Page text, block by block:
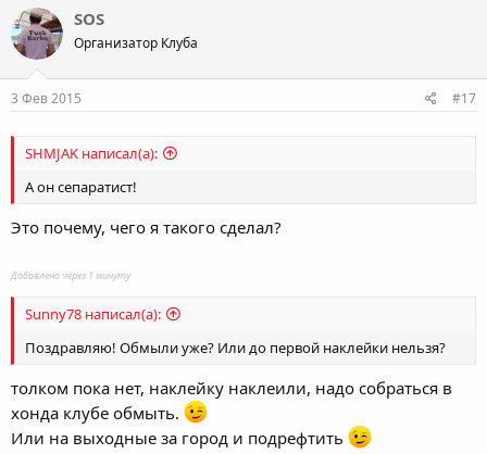
c
t
i
o
n
s
SOS
Организатор Клуба
3 Фев 2015 #17
SHMJAK написал(а):
А он сепаратист!
Это почему, чего я такого сделал?
Добавлено через 1 минуту
Sunny78 написал(а):
Поздравляю! Обмыли уже? Или до первой наклейки нельзя?
толком пока нет, наклейку наклеили, надо собраться в
хонда клубе обмыть.
Или на выходные за город и подрефтить